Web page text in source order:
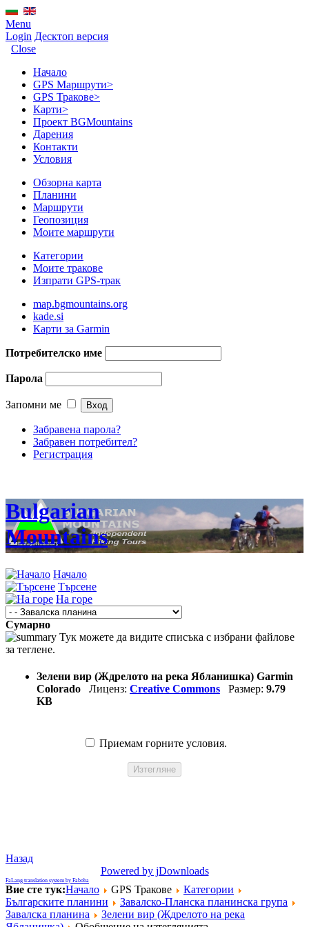
Menu
Login Десктоп версия
Close
Начало
GPS Mаршрути>
GPS Тракове>
Карти>
Проект BGMountains
Дарения
Контакти
Условия
Обзорна карта
Планини
Маршрути
Геопозиция
Моите маршрути
Категории
Моите тракове
Изпрати GPS-трак
map.bgmountains.org
kade.si
Карти за Garmin
Потребителско име
Парола
Запомни ме
Забравена парола?
Забравен потребител?
Регистрация
Bulgarian
Mountains
Начало
Търсене
На горе
Сумарно
Тук можете да видите списъка с избрани файлове
за теглене.
Зелени вир (Ждрелото на река Ябланишка) Garmin
Colorado Лиценз: Creative Commons Размер: 9.79
KB
Приемам горните условия.
Назад
Powered by jDownloads
FaLang translation system by Faboba
Вие сте тук:Начало GPS Тракове
Категории
Българските планини
Завалско-Планска планинска група
Завалска планина
Зелени вир (Ждрелото на река